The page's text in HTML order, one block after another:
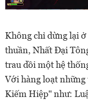
Không chỉ dừng lại
thuần, Nhất Đại
trau dồi một hệ
Với hàng loạt những
Kiếm Hiệp" như: